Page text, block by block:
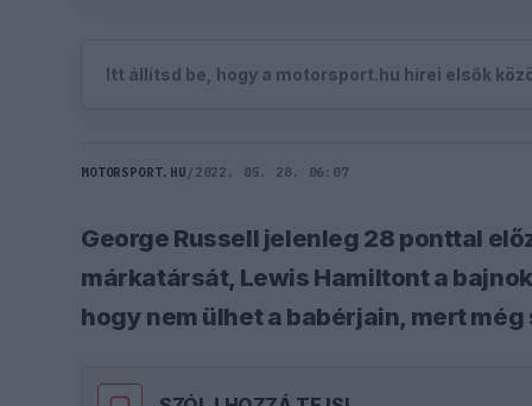
Itt állítsd be, hogy a motorsport.hu hírei elsők
MOTORSPORT.HU / 2022. 05. 28. 06:07
George Russell jelenleg 28 ponttal
márkatársát, Lewis Hamiltont a
hogy nem ülhet a babérjain, mert